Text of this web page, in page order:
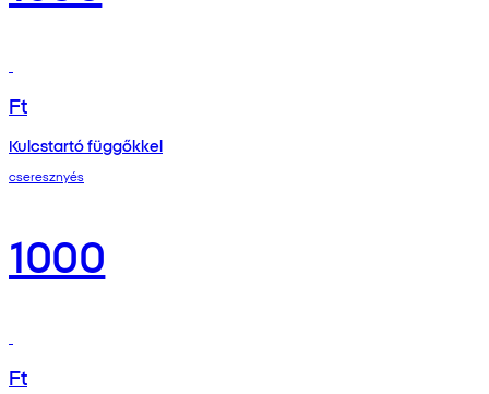
Ft
Kulcstartó függőkkel
cseresznyés
1000
Ft